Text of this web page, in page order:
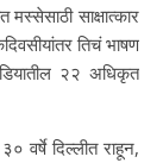
मस्सेसाठी साक्षात्कार
तिचं भाषण
२२ अधिकृत
वर्षे दिल्लीत राहून,